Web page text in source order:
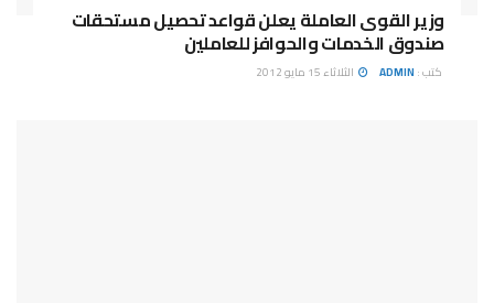
وزير القوى العاملة يعلن قواعد تحصيل مستحقات
صندوق الخدمات والحوافز للعاملين
كتب : ADMIN الثلاثاء 15 مايو 2012